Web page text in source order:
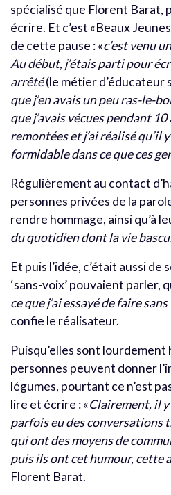
spécialisé que Florent Barat,
écrire. Et c’est «Beaux
de cette pause : «c’est venu
Au début, j’étais parti pour
arrêté(le métier d’éducateur
que j’en avais un peu ras-le-
que j’avais vécues pendant 10
remontées et j’ai réalisé qu’il
formidable dans ce que ces
Régulièrement au contact
personnes privées de la
rendre hommage, ainsi qu’à
du quotidien dont la vie
Et puis l’idée, c’était aussi de
‘sans-voix’ pouvaient parler,
ce que j’ai essayé de faire
confie le réalisateur.
Puisqu’elles sont lourdement
personnes peuvent donner
légumes, pourtant ce n’est
lire et écrire : «Clairement, il
parfois eu des conversations
qui ont des moyens de
puis ils ont cet humour, cette
Florent Barat.